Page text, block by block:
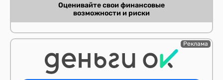
Оценивайте свои финансовые
возможности и риски
Реклама